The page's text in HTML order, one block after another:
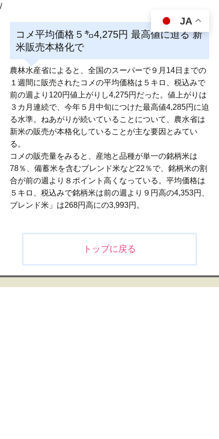
/
コメ平均価格５㌔4,275円 最高値に迫る 新
米販売本格化で
農林水産省によると、全国のスーパーで９月14日までの
１週間に販売されたコメの平均価格は５キロ、税込みで
前の週より120円値上がりし4,275円だった。値上がりは
３カ月連続で、今年５月中旬につけた最高値4,285円に迫
る水準。ねあがりが続いていることについて、農水省は
新米の販売が本格化していることが主な要因とみてい
る。
コメの販売量をみると、産地と品種が単一の銘柄米は
78％、備蓄米を含むブレンド米など22％で、銘柄米の割
合が前の週より８ポイント高くなっている。平均価格は
５キロ、税込みで銘柄米は前の週より９円高の4,353円、
ブレンド米」は268円高にの3,993円。
ビ
ゲ
トップに戻る
JA